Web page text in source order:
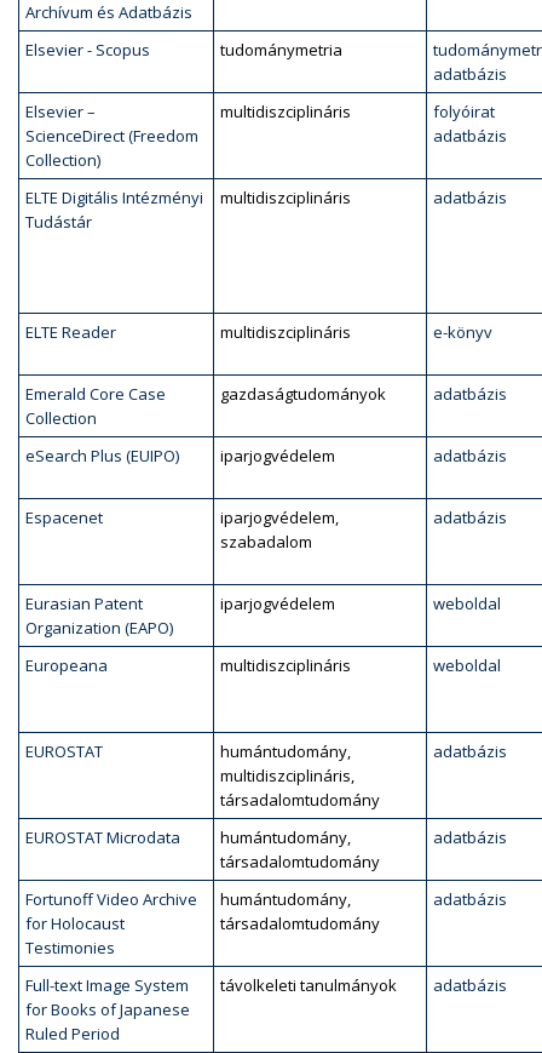
Archívum és Adatbázis
Elsevier - Scopus tudománymetria
adatbázis
Elsevier –
ScienceDirect (Freedom
Collection)
multidiszciplináris
folyóirat
adatbázis
ELTE Digitális Intézményi
Tudástár
multidiszciplináris adatbázis
ELTE Reader multidiszciplináris e-könyv
Emerald Core Case
Collection
gazdaságtudományok adatbázis
eSearch Plus (EUIPO) iparjogvédelem adatbázis
Espacenet
iparjogvédelem,
szabadalom
adatbázis
Eurasian Patent
Organization (EAPO)
iparjogvédelem weboldal
Europeana multidiszciplináris weboldal
EUROSTAT
humántudomány,
multidiszciplináris,
társadalomtudomány
adatbázis
EUROSTAT Microdata
humántudomány,
társadalomtudomány
adatbázis
Fortunoff Video Archive
for Holocaust
Testimonies
humántudomány,
társadalomtudomány
adatbázis
Full-text Image System
for Books of Japanese
Ruled Period
távolkeleti tanulmányok adatbázis